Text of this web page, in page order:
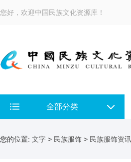
您好，欢迎中国民族文化资源库！
全部分类
您的位置: 文字 > 民族服饰 > 民族服饰资讯